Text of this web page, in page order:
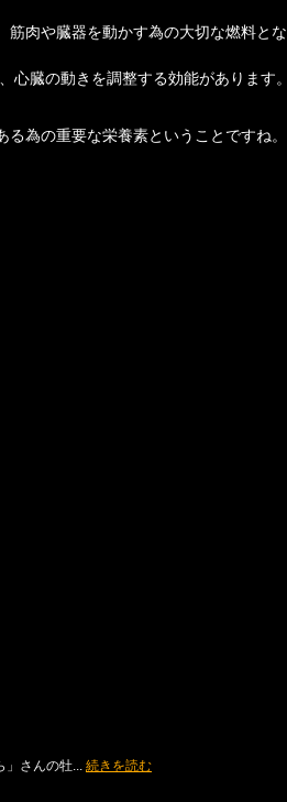
筋肉や臓器を動かす為の大切な燃料とな
臓の動きを調整する効能があります。
為の重要な栄養素ということですね。
さんの牡... 続きを読む